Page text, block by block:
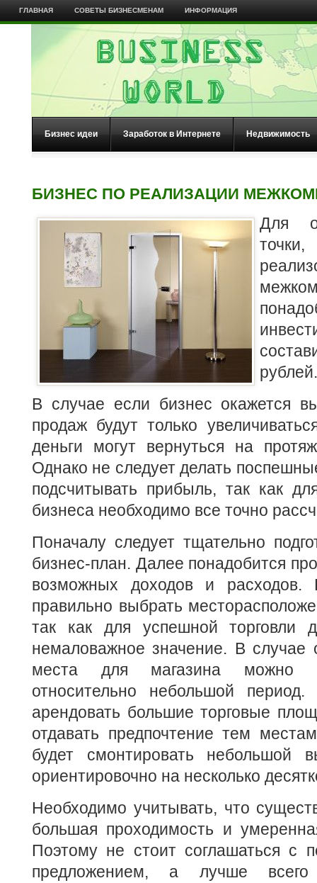
ГЛАВНАЯ СОВЕТЫ БИЗНЕСМЕНАМ ИНФОРМАЦИЯ
Бизнес идеи Заработок в Интернете Недвижимость
БИЗНЕС ПО РЕАЛИЗАЦИИ
Для
рублей.
В случае если бизнес окажется
продаж будут только
деньги могут вернуться на
Однако не следует делать
подсчитывать прибыль, так как
бизнеса необходимо все точно
Поначалу следует тщательно
бизнес-план. Далее понадобится
возможных доходов и расходов.
правильно выбрать
так как для успешной торговли
немаловажное значение. В случае
места для магазина можно
относительно небольшой
арендовать большие торговые
отдавать предпочтение тем
будет смонтировать небольшой
ориентировочно на несколько
Необходимо учитывать, что
большая проходимость и
Поэтому не стоит соглашаться с
предложением, а лучше всего